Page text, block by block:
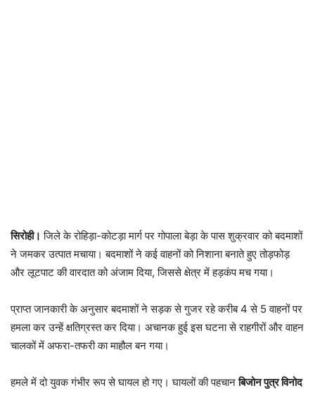
सिरोही। जिले के रोहिड़ा-कोटड़ा मार्ग पर गोपाला बेड़ा के पास शुक्रवार को बदमाशों
ने जमकर उत्पात मचाया। बदमाशों ने कई वाहनों को निशाना बनाते हुए तोड़फोड़
और लूटपाट की वारदात को अंजाम दिया, जिससे क्षेत्र में हड़कंप मच गया।
प्राप्त जानकारी के अनुसार बदमाशों ने सड़क से गुजर रहे करीब 4 से 5 वाहनों पर
हमला कर उन्हें क्षतिग्रस्त कर दिया। अचानक हुई इस घटना से राहगीरों और वाहन
चालकों में अफरा-तफरी का माहौल बन गया।
हमले में दो युवक गंभीर रूप से घायल हो गए। घायलों की पहचानबिजोन पुत्र विनोद